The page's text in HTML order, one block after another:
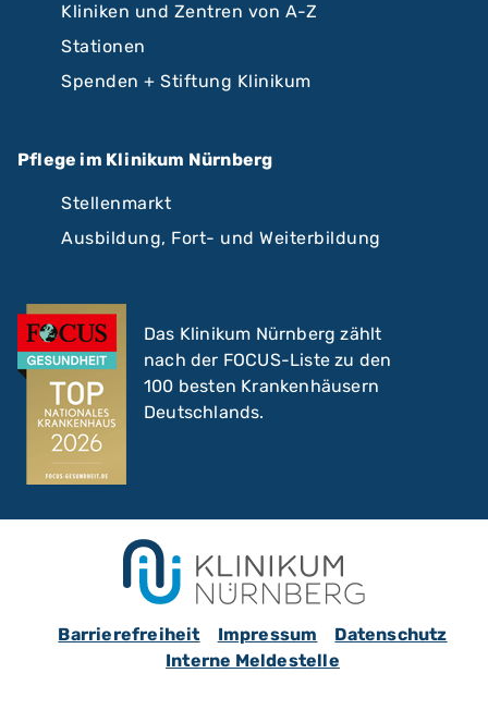
Kliniken und Zentren von A-Z
Stationen
Spenden + Stiftung Klinikum
Pflege im Klinikum Nürnberg
Stellenmarkt
Ausbildung, Fort- und Weiterbildung
Das Klinikum Nürnberg zählt
nach der FOCUS-Liste zu den
100 besten Krankenhäusern
Deutschlands.
Barrierefreiheit Impressum
Datenschutz
Interne Meldestelle